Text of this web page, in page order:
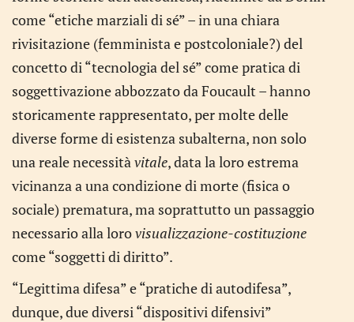
come “etiche marziali di sé” – in una chiara
rivisitazione (femminista e postcoloniale?) del
concetto di “tecnologia del sé” come pratica di
soggettivazione abbozzato da Foucault – hanno
storicamente rappresentato, per molte delle
diverse forme di esistenza subalterna, non solo
una reale necessità vitale, data la loro estrema
vicinanza a una condizione di morte (fisica o
sociale) prematura, ma soprattutto un passaggio
necessario alla lorovisualizzazione-costituzione
come “soggetti di diritto”.
“Legittima difesa” e “pratiche di autodifesa”,
dunque, due diversi “dispositivi difensivi”